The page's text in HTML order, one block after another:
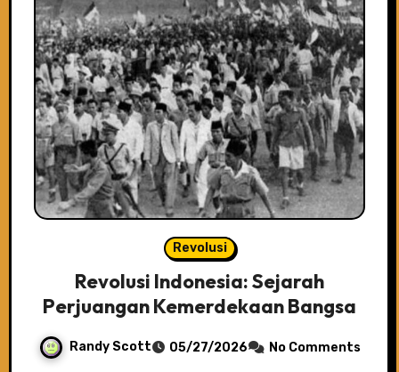
Revolusi
Revolusi Indonesia: Sejarah
Perjuangan Kemerdekaan Bangsa
Randy Scott 05/27/2026 No Comments